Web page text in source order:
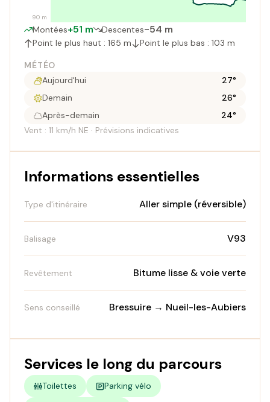
90 m
Montées+51 m Descentes-54 m
Point le plus haut : 165 m Point le plus bas : 103 m
MÉTÉO
Aujourd'hui
27°
Demain
26°
Après-demain
24°
Vent : 11 km/h NE · Prévisions indicatives
Informations essentielles
Type d'itinéraire Aller simple (réversible)
Balisage V93
Revêtement Bitume lisse & voie verte
Sens conseillé Bressuire → Nueil-les-Aubiers
Services le long du parcours
Toilettes Parking vélo